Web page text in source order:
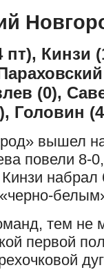
Кинзи
(0),
Головин
вышел
повели 8-
тем не
первой